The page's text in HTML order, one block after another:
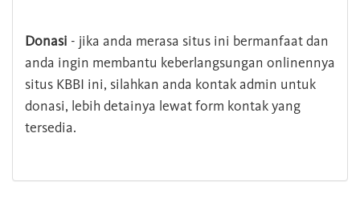
Donasi - jika anda merasa situs ini bermanfaat dan
anda ingin membantu keberlangsungan onlinennya
situs KBBI ini, silahkan anda kontak admin untuk
donasi, lebih detainya lewat form kontak yang
tersedia.